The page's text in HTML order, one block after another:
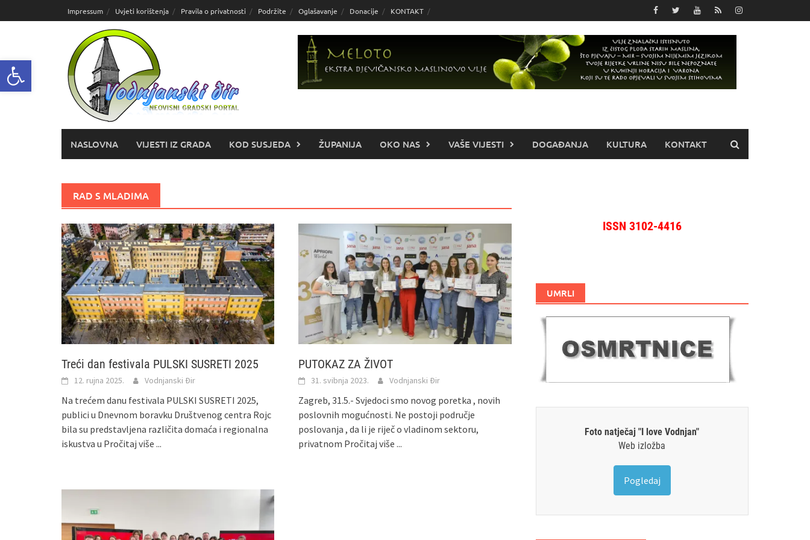
Open toolbar
do
Impressum Uvjeti korištenja Pravila o privatnosti Podržite Oglašavanje Donacije KONTAKT
NASLOVNA VIJESTI IZ GRADA KOD SUSJEDA ŽUPANIJA OKO NAS VAŠE VIJESTI DOGAĐANJA KULTURA KONTAKT
RAD S MLADIMA
Treći dan festivala PULSKI SUSRETI 2025
12. rujna 2025. Vodnjanski Đir
Na trećem danu festivala PULSKI SUSRETI 2025,
publici u Dnevnom boravku Društvenog centra Rojc
bila su predstavljena različita domaća i regionalna
iskustva u Pročitaj više ...
PUTOKAZ ZA ŽIVOT
31. svibnja 2023. Vodnjanski Đir
Zagreb, 31.5.- Svjedoci smo novog poretka , novih
poslovnih mogućnosti. Ne postoji područje
poslovanja , da li je riječ o vladinom sektoru,
privatnom Pročitaj više ...
ISSN 3102-4416
UMRLI
Foto natječaj "I love Vodnjan"
Web izložba
Pogledaj